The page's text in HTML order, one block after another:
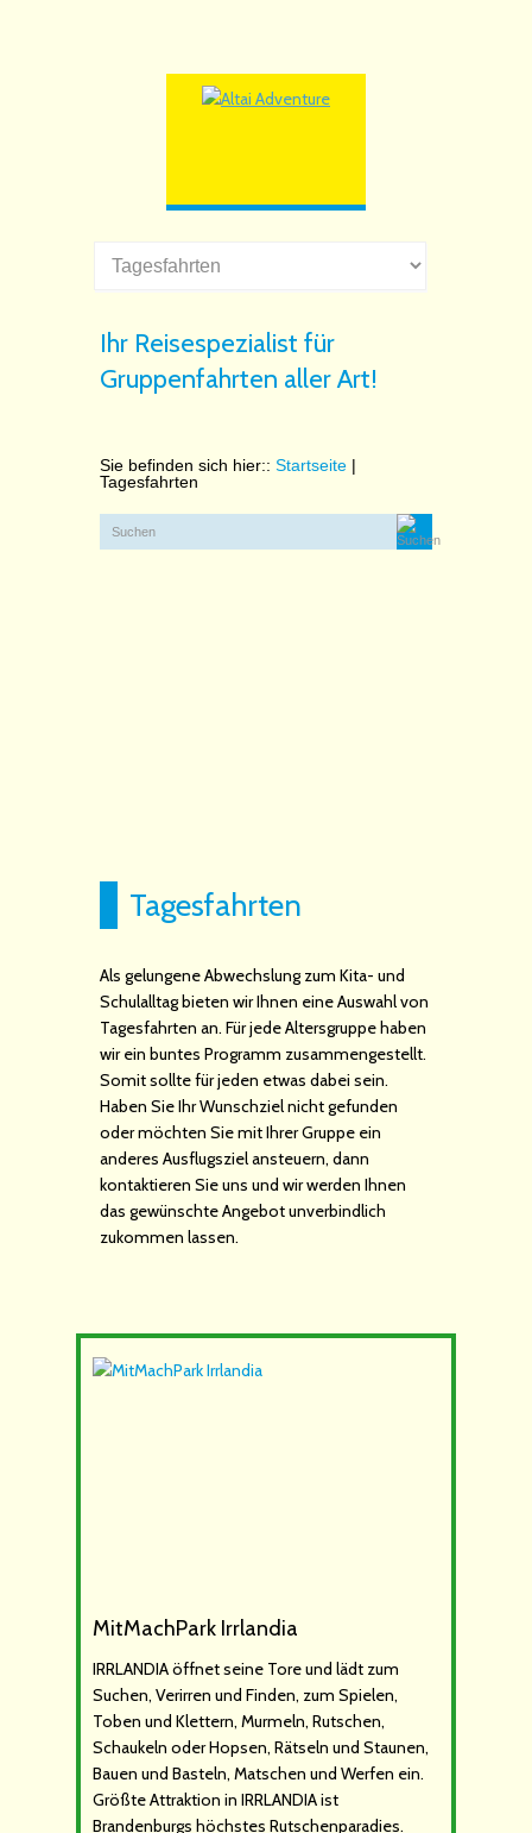
Ihr Reisespezialist für
Gruppenfahrten aller Art!
Sie befinden sich hier:: Startseite |
Tagesfahrten
Tagesfahrten
Als gelungene Abwechslung zum Kita- und
Schulalltag bieten wir Ihnen eine Auswahl von
Tagesfahrten an. Für jede Altersgruppe haben
wir ein buntes Programm zusammengestellt.
Somit sollte für jeden etwas dabei sein.
Haben Sie Ihr Wunschziel nicht gefunden
oder möchten Sie mit Ihrer Gruppe ein
anderes Ausflugsziel ansteuern, dann
kontaktieren Sie uns und wir werden Ihnen
das gewünschte Angebot unverbindlich
zukommen lassen.
MitMachPark Irrlandia
IRRLANDIA öffnet seine Tore und lädt zum
Suchen, Verirren und Finden, zum Spielen,
Toben und Klettern, Murmeln, Rutschen,
Schaukeln oder Hopsen, Rätseln und Staunen,
Bauen und Basteln, Matschen und Werfen ein.
Größte Attraktion in IRRLANDIA ist
Brandenburgs höchstes Rutschenparadies.